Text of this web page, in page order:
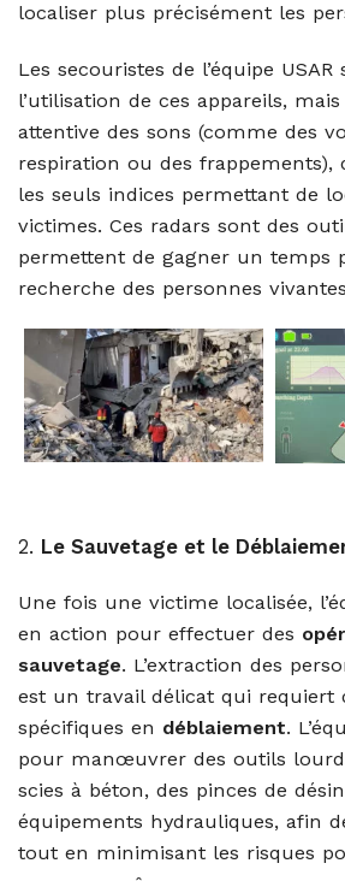
localiser plus précisément les
Les secouristes de l’équipe
l’utilisation de ces appareils, mais
attentive des sons (comme des
respiration ou des frappements),
les seuls indices permettant de
victimes. Ces radars sont des
permettent de gagner un temps
recherche des personnes
2. Le Sauvetage et le
Une fois une victime localisée,
en action pour effectuer des
sauvetage. L’extraction des
est un travail délicat qui requiert
spécifiques en déblaiement.
pour manœuvrer des outils
scies à béton, des pinces de
équipements hydrauliques, afin
tout en minimisant les risques